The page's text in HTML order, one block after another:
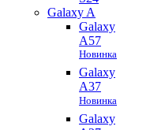
Galaxy A
Galaxy
A57
Новинка
Galaxy
A37
Новинка
Galaxy